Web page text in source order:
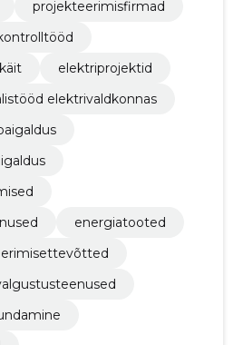
projekteerimisfirmad
elektriprojektid
elektrivaldkonnas
energiatooted